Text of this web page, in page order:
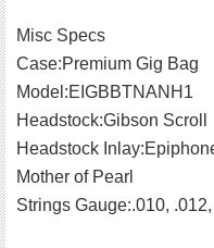
Misc Specs
Case:Premium Gig Bag
Model:EIGBBTNANH1
Headstock:Gibson Scroll
Headstock
Mother of Pearl
Strings Gauge:.010,